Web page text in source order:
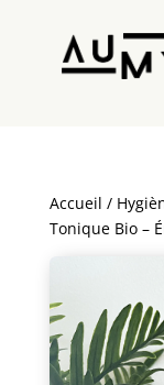
Accueil /
Tonique Bio –